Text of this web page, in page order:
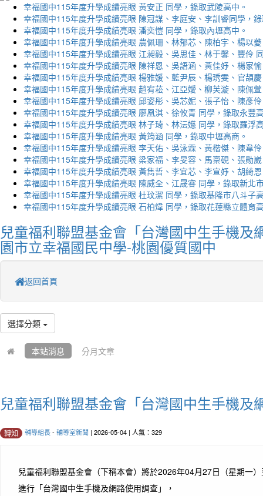
幸福國中115年度升學成績亮眼 黃安正 同學，錄取武陵高中。
幸福國中115年度升學成績亮眼 陳冠謀、李庭安、李訓睿同學，
幸福國中115年度升學成績亮眼 潘奕愷 同學，錄取內壢高中。
幸福國中115年度升學成績亮眼 農佩珊、林郁芯、陳柏宇、楊以
幸福國中115年度升學成績亮眼 江昶毅、吳思佳、林于馨、豐伶
幸福國中115年度升學成績亮眼 陳祥恩、吳語涵、黃佳妤、楊家
幸福國中115年度升學成績亮眼 楊雅媛、藍尹辰、楊琇雯、官頡
幸福國中115年度升學成績亮眼 趙宥菘、江亞嬡、柳芙漩、陳佩
幸福國中115年度升學成績亮眼 邱姿彤、吳芯妮、張子怡、陳彥
幸福國中115年度升學成績亮眼 廖凰淇、徐攸青 同學，錄取永豐
幸福國中115年度升學成績亮眼 林子琦、林沄嬨 同學，錄取羅浮
幸福國中115年度升學成績亮眼 黃筠涵 同學，錄取中壢高商。
幸福國中115年度升學成績亮眼 李天佑、吳泳霖、黃楷傑、陳韋
幸福國中115年度升學成績亮眼 梁家福、李旻容、馬稟硯、張勛
幸福國中115年度升學成績亮眼 黃雋哲、李宜芯、李宣妤、胡綺
幸福國中115年度升學成績亮眼 陳威全、江晟睿 同學，錄取新北
幸福國中115年度升學成績亮眼 杜玟潔 同學，錄取基隆市八斗子
幸福國中115年度升學成績亮眼 石柏煒 同學，錄取花蓮縣立體育
兒童福利聯盟基金會「台灣國中生手機及
園市立幸福國民中學-桃園優質國中
返回首頁
選擇分類
本站消息 分月文章
兒童福利聯盟基金會「台灣國中生手機及
轉知 輔導組長- 輔導室新聞 | 2026-05-04 | 人氣：329
兒童福利聯盟基金會（下稱本會）將於2026年04月27日（星期一
進行「台灣國中生手機及網路使用調查」，